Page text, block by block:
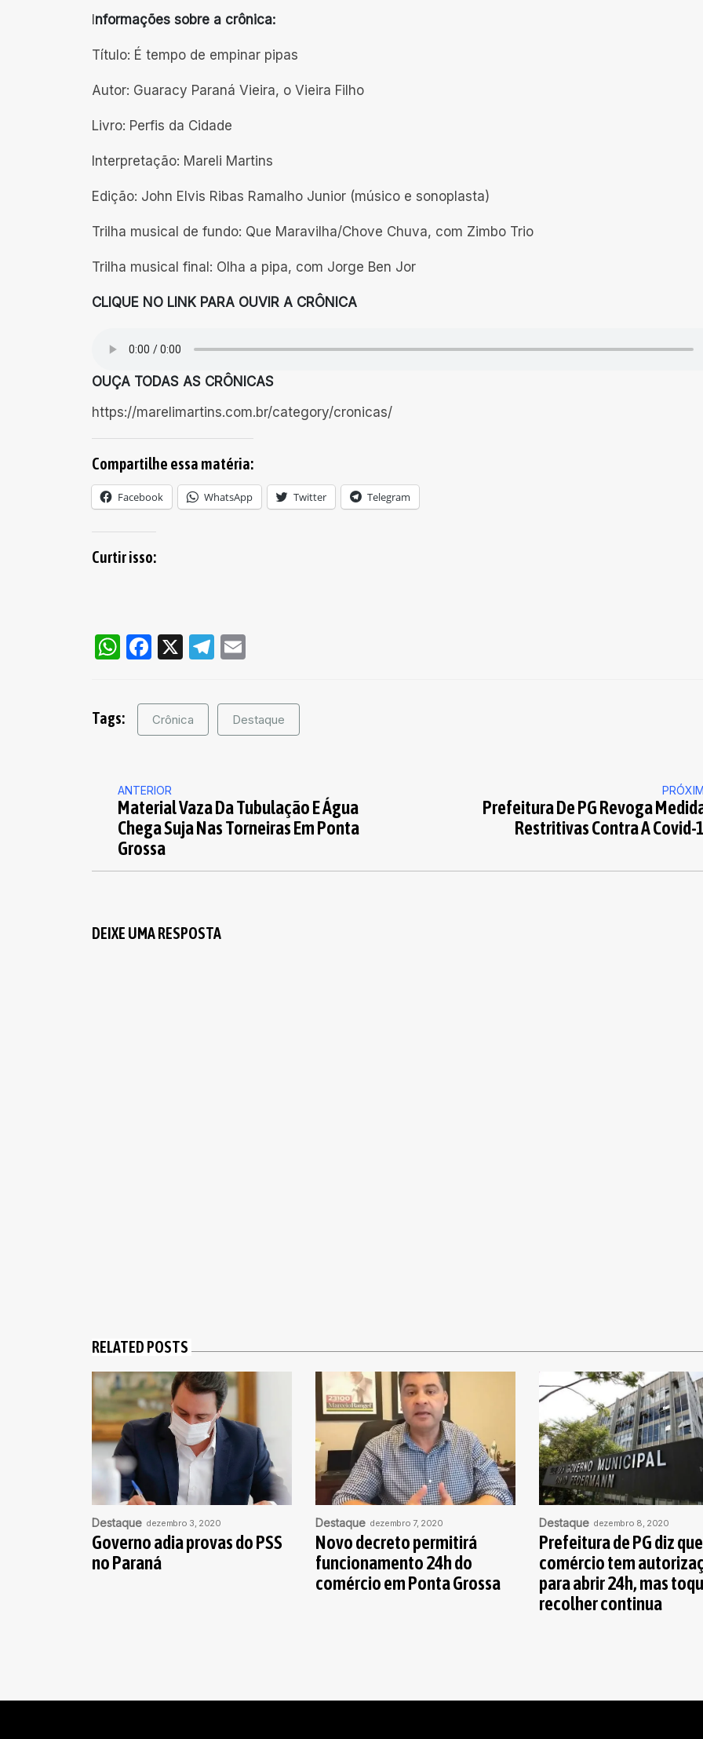
nformações sobre a crônica:
Título: É tempo de empinar pipas
Autor: Guaracy Paraná Vieira, o Vieira Filho
Livro: Perfis da Cidade
Interpretação: Mareli Martins
Edição: John Elvis Ribas Ramalho Junior (músico e sonoplasta)
Trilha musical de fundo: Que Maravilha/Chove Chuva, com Zimbo Trio
Trilha musical final: Olha a pipa, com Jorge Ben Jor
CLIQUE NO LINK PARA OUVIR A CRÔNICA
OUÇA TODAS AS CRÔNICAS
https://marelimartins.com.br/category/cronicas/
Compartilhe essa matéria:
Facebook WhatsApp Twitter Telegram
Curtir isso:
WhatsApp
Facebook
X Telegram
Tags: Crônica Destaque
ANTERIOR
Material Vaza Da Tubulação E Água
Chega Suja Nas Torneiras Em Ponta
Grossa
Prefeitura De PG Revoga
Restritivas Contra A Covid-
DEIXE UMA RESPOSTA
RELATED POSTS
Destaque dezembro 3, 2020
Governo adia provas do PSS
no Paraná
Destaque dezembro 7, 2020
Novo decreto permitirá
funcionamento 24h do
comércio em Ponta Grossa
Destaque dezembro 8, 2020
Prefeitura de PG diz que
comércio tem
para abrir 24h, mas
recolher continua